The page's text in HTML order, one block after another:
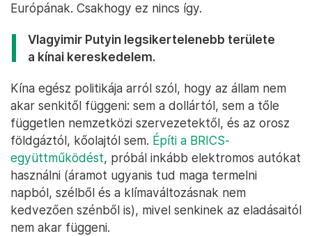
Európának. Csakhogy ez nincs így.
Vlagyimir Putyin legsikertelenebb területe
a kínai kereskedelem.
Kína egész politikája arról szól, hogy az állam nem
akar senkitől függeni: sem a dollártól, sem a tőle
független nemzetközi szervezetektől, és az orosz
földgáztól, kőolajtól sem. Építi a BRICS-
együttműködést, próbál inkább elektromos autókat
használni (áramot ugyanis tud maga termelni
napból, szélből és a klímaváltozásnak nem
kedvezően szénből is), mivel senkinek az eladásaitól
nem akar függeni.